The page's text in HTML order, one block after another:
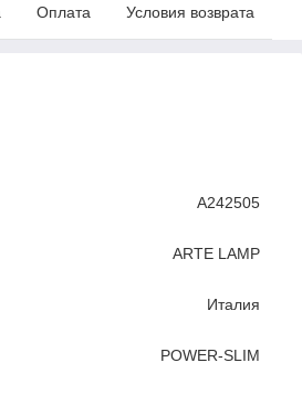
Оплата Условия возврата
A242505
ARTE LAMP
Италия
POWER-SLIM